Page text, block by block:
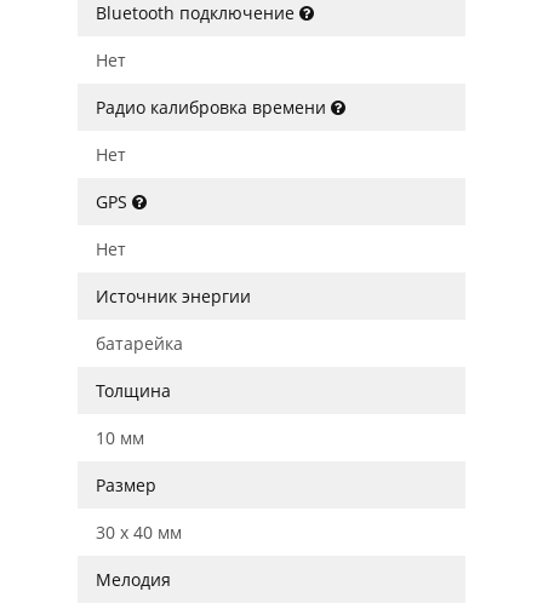
Bluetooth подключение
Нет
Радио калибровка времени
Нет
GPS
Нет
Источник энергии
батарейка
Толщина
10 мм
Размер
30 x 40 мм
Мелодия